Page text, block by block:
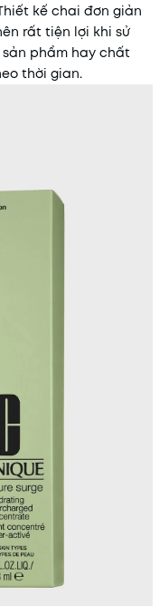
kế chai đơn giản
rất tiện lợi khi sử
phẩm hay chất
thời gian.